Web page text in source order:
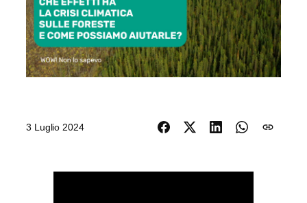
3 Luglio 2024